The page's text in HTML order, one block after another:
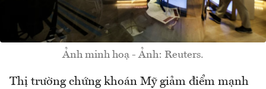
Ảnh minh hoạ - Ảnh: Reuters.
Thị trường chứng khoán Mỹ giảm điểm mạnh